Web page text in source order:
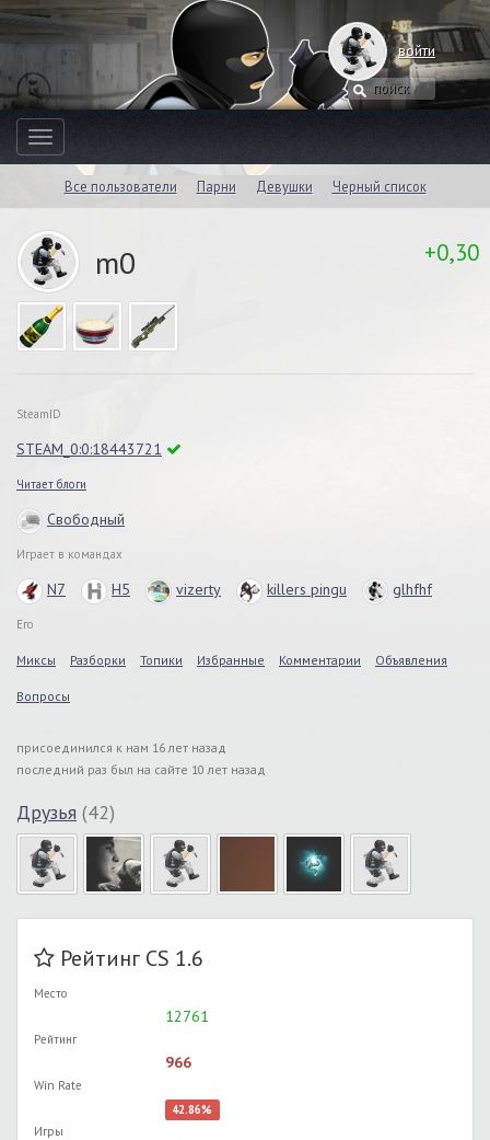
войти
Toggle
navigation
Все пользователи Парни Девушки Черный список
m0 +0,30
SteamID
STEAM_0:0:18443721
Читает блоги
Свободный
Играет в командах
N7 H5 vizerty killers pingu glhfhf
Его
Миксы Разборки Топики Избранные Комментарии Объявления
Вопросы
присоединился к нам 16 лет назад
последний раз был на сайте 10 лет назад
Друзья (42)
Рейтинг CS 1.6
Место
12761
Рейтинг
966
Win Rate
42.86%
Игры